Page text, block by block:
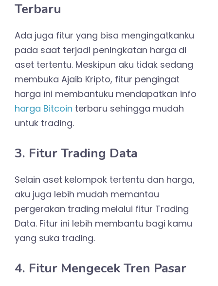
Terbaru
Ada juga fitur yang bisa mengingatkanku
pada saat terjadi peningkatan harga di
aset tertentu. Meskipun aku tidak sedang
membuka Ajaib Kripto, fitur pengingat
harga ini membantuku mendapatkan info
harga Bitcoin terbaru sehingga mudah
untuk trading.
3. Fitur Trading Data
Selain aset kelompok tertentu dan harga,
aku juga lebih mudah memantau
pergerakan trading melalui fitur Trading
Data. Fitur ini lebih membantu bagi kamu
yang suka trading.
4. Fitur Mengecek Tren Pasar